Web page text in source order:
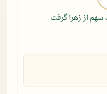
از زهرا گرفت